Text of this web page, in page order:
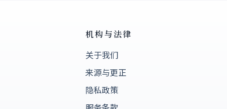
机构与法律
关于我们
来源与更正
隐私政策